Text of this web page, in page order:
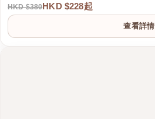
HKD $380HKD $228起
查看詳情